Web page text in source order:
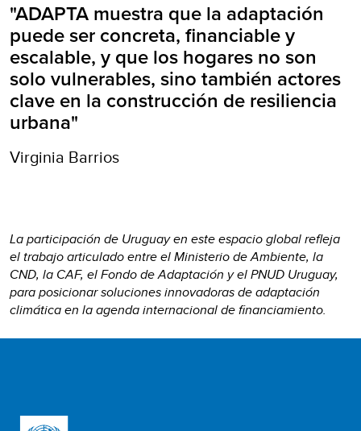
"ADAPTA muestra que la adaptación
puede ser concreta, financiable y
escalable, y que los hogares no son
solo vulnerables, sino también actores
clave en la construcción de resiliencia
urbana"
Virginia Barrios
La participación de Uruguay en este espacio global refleja
el trabajo articulado entre el Ministerio de Ambiente, la
CND, la CAF, el Fondo de Adaptación y el PNUD Uruguay,
para posicionar soluciones innovadoras de adaptación
climática en la agenda internacional de financiamiento.